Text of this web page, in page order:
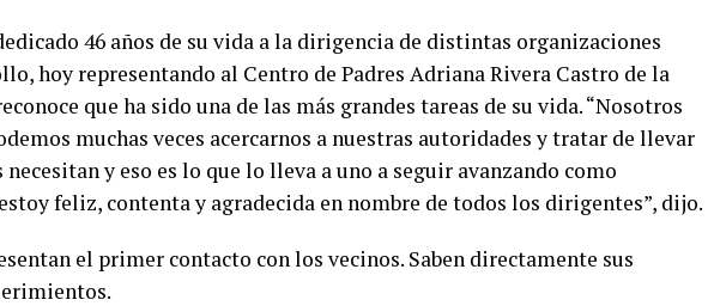
46 años de su vida a la dirigencia de distintas organizaciones
hoy representando al Centro de Padres Adriana Rivera Castro de la
que ha sido una de las más grandes tareas de su vida. “Nosotros
muchas veces acercarnos a nuestras autoridades y tratar de llevar
y eso es lo que lo lleva a uno a seguir avanzando como
feliz, contenta y agradecida en nombre de todos los dirigentes”, dijo.
el primer contacto con los vecinos. Saben directamente sus